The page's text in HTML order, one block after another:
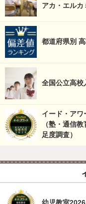
アカ・エルカ
都道府県別
全国公立高校
イード・アワ
（塾・通信
足度調査）